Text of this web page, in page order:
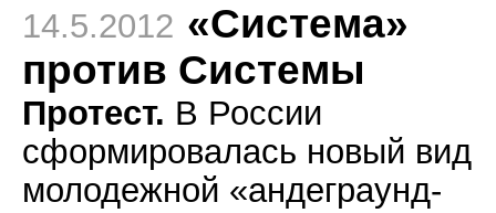
14.5.2012 «Система»
против Системы
Протест. В России
сформировалась новый вид
молодежной «андеграунд-